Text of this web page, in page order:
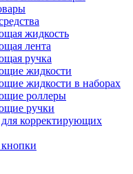
жидкость
лента
ручка
жидкости
жидкости в наборах
роллеры
ручки
для корректирующих